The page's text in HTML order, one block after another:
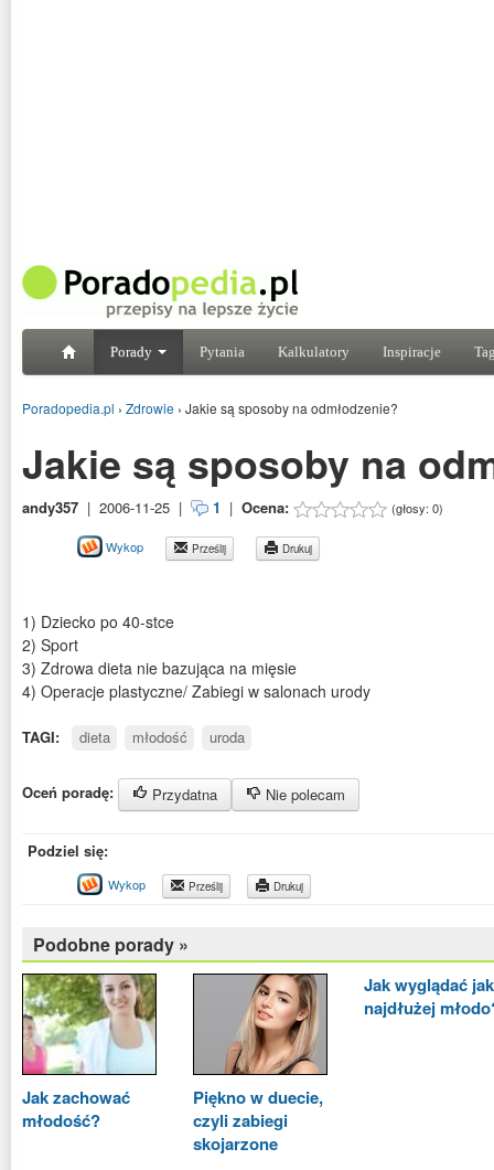
Porady Pytania Kalkulatory Inspiracje
Poradopedia.pl › Zdrowie › Jakie są sposoby na odmłodzenie?
Jakie są sposoby na
andy357 | 2006-11-25 | 1 | Ocena: (głosy: 0)
Wykop Prześlij Drukuj
1) Dziecko po 40-stce
2) Sport
3) Zdrowa dieta nie bazująca na mięsie
4) Operacje plastyczne/ Zabiegi w salonach urody
TAGI: dieta młodość uroda
Oceń poradę: Przydatna Nie polecam
Podziel się:
Wykop Prześlij Drukuj
Podobne porady »
Jak zachować
młodość?
Piękno w duecie,
czyli zabiegi
skojarzone
Jak wyglądać jak
najdłużej